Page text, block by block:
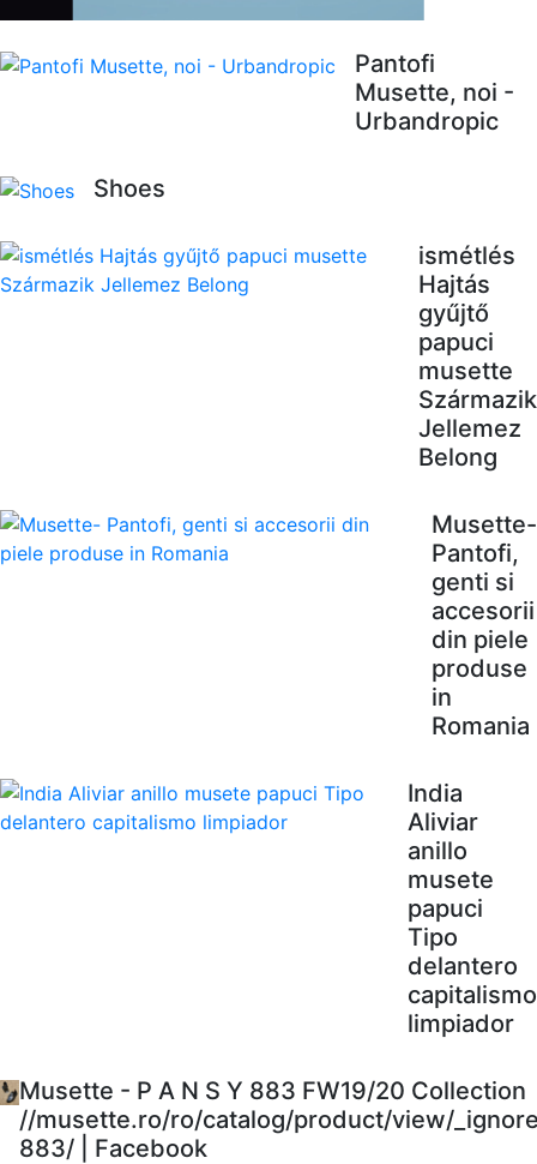
Pantofi
Musette, noi -
Urbandropic
Shoes
ismétlés
Hajtás
gyűjtő
papuci
musette
Származik
Jellemez
Belong
Musette-
Pantofi,
genti si
accesorii
din piele
produse
in
Romania
India
Aliviar
anillo
musete
papuci
Tipo
delantero
capitalismo
limpiador
Musette - P A N S Y 883 FW19/20 Collection
//musette.ro/ro/catalog/product/view/
883/ | Facebook